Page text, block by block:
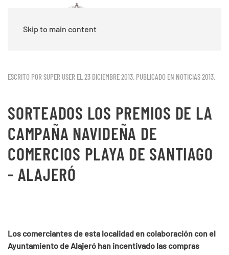
Skip to main content
ESCRITO POR SUPER USER EL23 DICIEMBRE 2013. PUBLICADO EN NOTICIAS 2013.
SORTEADOS LOS PREMIOS DE LA
CAMPAÑA NAVIDEÑA DE
COMERCIOS PLAYA DE SANTIAGO
- ALAJERÓ
Los comerciantes de esta localidad en colaboración con el
Ayuntamiento de Alajeró han incentivado las compras